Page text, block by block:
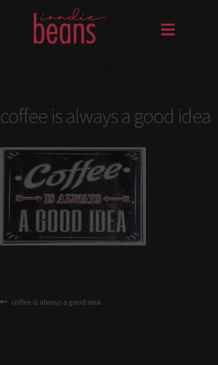
coffee is always a good idea
coffee is always a good idea